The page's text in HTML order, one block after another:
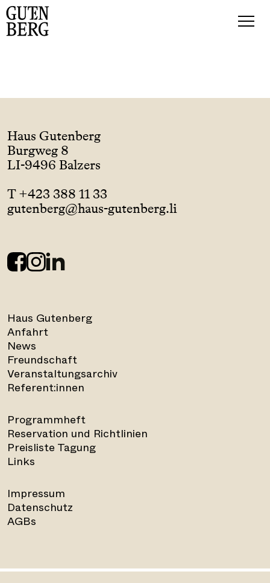
Haus Gutenberg
Burgweg 8
LI-9496 Balzers
T +423 388 11 33
gutenberg@haus-gutenberg.li
Haus Gutenberg
Anfahrt
News
Freundschaft
Veranstaltungsarchiv
Referent:innen
Programmheft
Reservation und Richtlinien
Preisliste Tagung
Links
Impressum
Datenschutz
AGBs